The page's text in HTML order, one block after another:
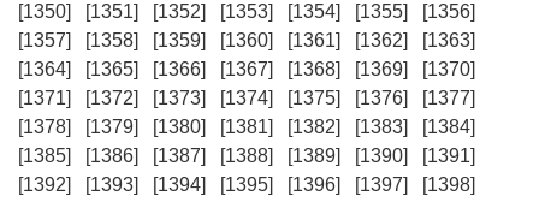
[1350]
[1351] [1352] [1353] [1354] [1355]
[1356]
[1357]
[1358] [1359] [1360] [1361] [1362]
[1363]
[1364]
[1365] [1366] [1367] [1368] [1369]
[1370]
[1371]
[1372] [1373] [1374] [1375] [1376]
[1377]
[1378]
[1379] [1380] [1381] [1382] [1383]
[1384]
[1385]
[1386] [1387] [1388] [1389] [1390]
[1391]
[1392]
[1393] [1394] [1395] [1396] [1397]
[1398]